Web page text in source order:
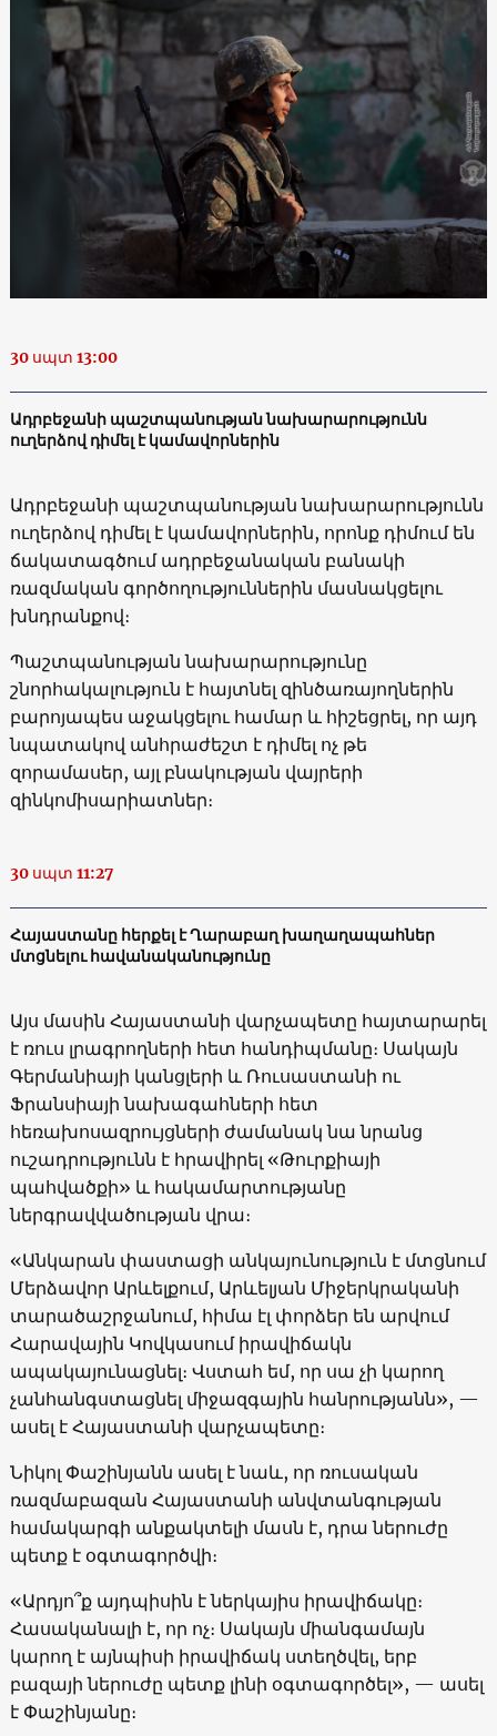
30 սպտ 13:00
Ադրբեջանի պաշտպանության նախարարությունն
ուղերձով դիմել է կամավորներին
Ադրբեջանի պաշտպանության նախարարությունն
ուղերձով դիմել է կամավորներին, որոնք դիմում են
ճակատագծում ադրբեջանական բանակի
ռազմական գործողություններին մասնակցելու
խնդրանքով։
Պաշտպանության նախարարությունը
շնորհակալություն է հայտնել զինծառայողներին
բարոյապես աջակցելու համար և հիշեցրել, որ այդ
նպատակով անհրաժեշտ է դիմել ոչ թե
զորամասեր, այլ բնակության վայրերի
զինկոմիսարիատներ։
30 սպտ 11:27
Հայաստանը հերքել է Ղարաբաղ խաղաղապահներ
մտցնելու հավանականությունը
Այս մասին Հայաստանի վարչապետը հայտարարել
է ռուս լրագրողների հետ հանդիպմանը։ Սակայն
Գերմանիայի կանցլերի և Ռուսաստանի ու
Ֆրանսիայի նախագահների հետ
հեռախոսազրույցների ժամանակ նա նրանց
ուշադրությունն է հրավիրել «Թուրքիայի
պահվածքի» և հակամարտությանը
ներգրավվածության վրա։
«Անկարան փաստացի անկայունություն է մտցնում
Մերձավոր Արևելքում, Արևելյան Միջերկրականի
տարածաշրջանում, հիմա էլ փորձեր են արվում
Հարավային Կովկասում իրավիճակն
ապակայունացնել։ Վստահ եմ, որ սա չի կարող
չանհանգստացնել միջազգային հանրությանն», —
ասել է Հայաստանի վարչապետը։
Նիկոլ Փաշինյանն ասել է նաև, որ ռուսական
ռազմաբազան Հայաստանի անվտանգության
համակարգի անքակտելի մասն է, դրա ներուժը
պետք է օգտագործվի։
«Արդյո՞ք այդպիսին է ներկայիս իրավիճակը։
Հասականալի է, որ ոչ։ Սակայն միանգամայն
կարող է այնպիսի իրավիճակ ստեղծվել, երբ
բազայի ներուժը պետք լինի օգտագործել», — ասել
է Փաշինյանը։